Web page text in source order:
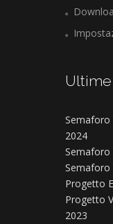
Ultime
Semaforo
2024
Semaforo
Semaforo
Progetto
Progetto
2023